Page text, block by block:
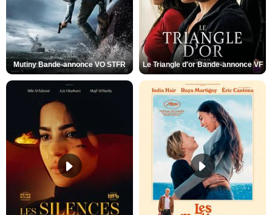
Mutiny Bande-annonce VO STFR Le Triangle d'or Bande-annonce VF